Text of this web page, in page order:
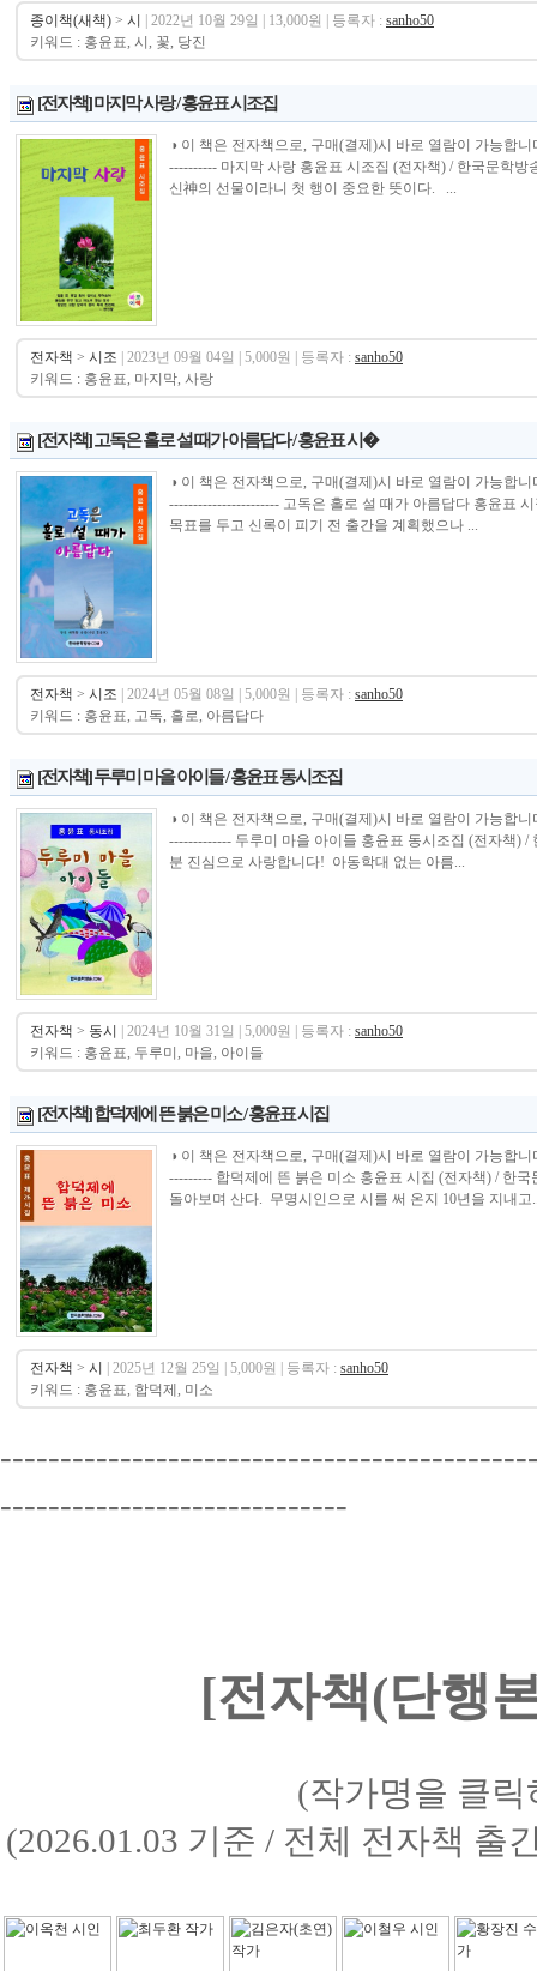
종이책(새책) > 시 | 2022년 10월 29일 | 13,000원 | 등록자 : sanho50
키워드 : 홍윤표, 시, 꽃, 당진
[전자책] 마지막 사랑 / 홍윤표 시조집
◑ 이 책은 전자책으로, 구매(결제)시 바로 열람이 가능합
---------- 마지막 사랑 홍윤표 시조집 (전자책) / 한국문학
신神의 선물이라니 첫 행이 중요한 뜻이다. ...
전자책 > 시조 | 2023년 09월 04일 | 5,000원 | 등록자 : sanho50
키워드 : 홍윤표, 마지막, 사랑
[전자책] 고독은 홀로 설 때가 아름답다 / 홍윤표 시�
◑ 이 책은 전자책으로, 구매(결제)시 바로 열람이 가능합
----------------------- 고독은 홀로 설 때가 아름답다 홍윤표
목표를 두고 신록이 피기 전 출간을 계획했으나 ...
전자책 > 시조 | 2024년 05월 08일 | 5,000원 | 등록자 : sanho50
키워드 : 홍윤표, 고독, 홀로, 아름답다
[전자책] 두루미 마을 아이들 / 홍윤표 동시조집
◑ 이 책은 전자책으로, 구매(결제)시 바로 열람이 가능합
------------- 두루미 마을 아이들 홍윤표 동시조집 (전자책
분 진심으로 사랑합니다! 아동학대 없는 아름...
전자책 > 동시 | 2024년 10월 31일 | 5,000원 | 등록자 : sanho50
키워드 : 홍윤표, 두루미, 마을, 아이들
[전자책] 합덕제에 뜬 붉은 미소 / 홍윤표 시집
◑ 이 책은 전자책으로, 구매(결제)시 바로 열람이 가능합
--------- 합덕제에 뜬 붉은 미소 홍윤표 시집 (전자책) / 한
돌아보며 산다. 무명시인으로 시를 써 온지 10년을 지내고
전자책 > 시 | 2025년 12월 25일 | 5,000원 | 등록자 : sanho50
키워드 : 홍윤표, 합덕제, 미소
-----------------------------
[전자책(단행
(작가명을 클
(2026.01.03 기준 / 전체 전자책 출